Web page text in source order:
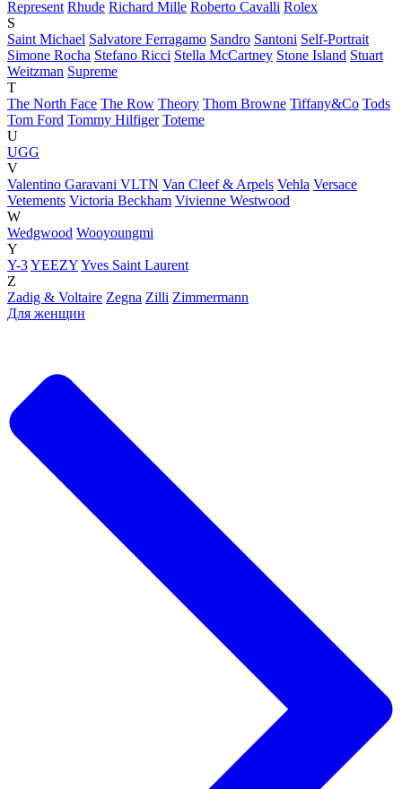
Represent Rhude Richard Mille Roberto Cavalli Rolex
S
Saint Michael Salvatore Ferragamo Sandro Santoni Self-Portrait
Simone Rocha Stefano Ricci Stella McCartney Stone Island Stuart
Weitzman Supreme
T
The North Face The Row Theory Thom Browne Tiffany&Co Tods
Tom Ford Tommy Hilfiger Toteme
U
UGG
V
Valentino Garavani VLTN Van Cleef & Arpels Vehla Versace
Vetements Victoria Beckham Vivienne Westwood
W
Wedgwood Wooyoungmi
Y
Y-3YEEZYYves Saint Laurent
Z
Zadig & Voltaire Zegna Zilli Zimmermann
Для женщин